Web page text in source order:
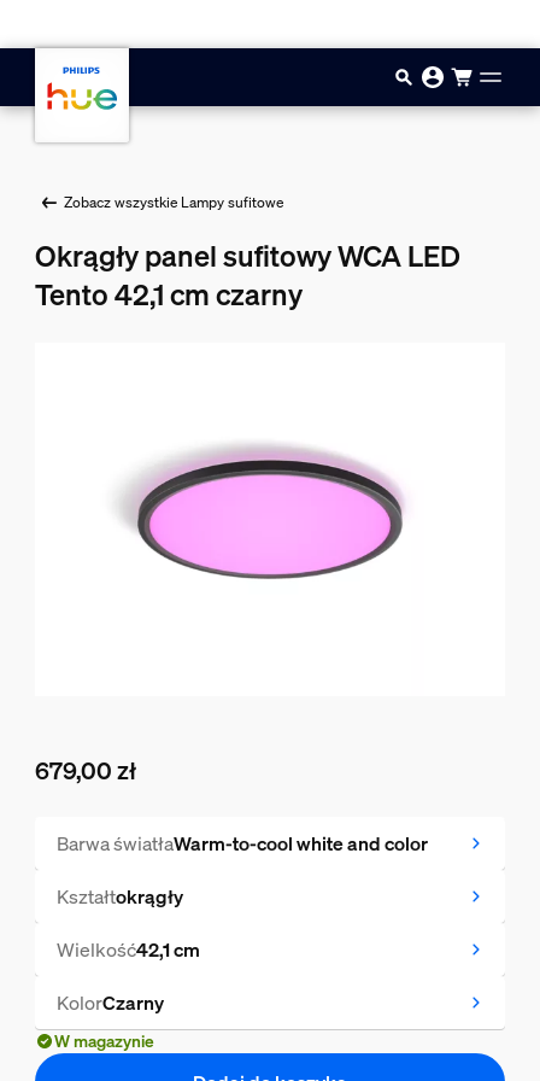
Zobacz wszystkie Lampy sufitowe
Okrągły panel sufitowy WCA LED
Tento 42,1 cm czarny
679,00 zł
Barwa światłaWarm-to-cool white and color
Kształtokrągły
Wielkość42,1 cm
KolorCzarny
W magazynie